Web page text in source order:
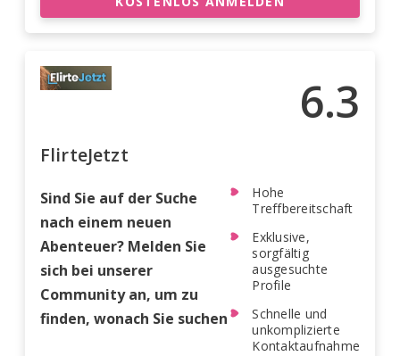
6.3
FlirteJetzt
Sind Sie auf der Suche
nach einem neuen
Abenteuer? Melden Sie
sich bei unserer
Community an, um zu
finden, wonach Sie suchen
Hohe
Treffbereitschaft
Exklusive,
sorgfältig
ausgesuchte
Profile
Schnelle und
unkomplizierte
Kontaktaufnahme